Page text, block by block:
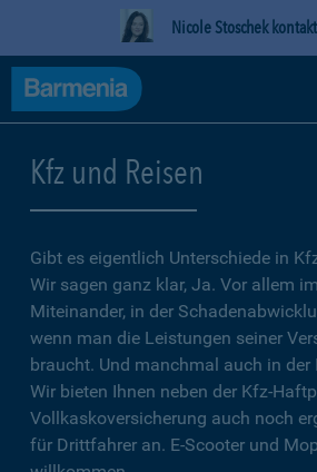
Nicole Stoschek
Kfz und Reisen
Gibt es eigentlich Unterschiede in
Wir sagen ganz klar, Ja. Vor allem
Miteinander, in der
wenn man die Leistungen seiner
braucht. Und manchmal auch in
Wir bieten Ihnen neben der Kfz-
Vollkaskoversicherung auch noch
für Drittfahrer an. E-Scooter und